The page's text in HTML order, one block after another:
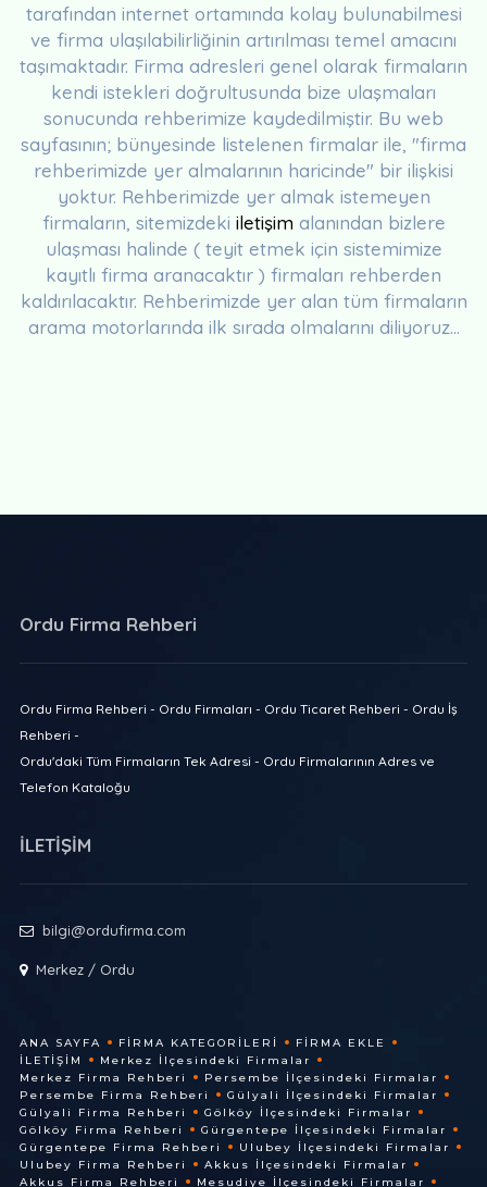
tarafından internet ortamında kolay bulunabilmesi
ve firma ulaşılabilirliğinin artırılması temel amacını
taşımaktadır. Firma adresleri genel olarak firmaların
kendi istekleri doğrultusunda bize ulaşmaları
sonucunda rehberimize kaydedilmiştir. Bu web
sayfasının; bünyesinde listelenen firmalar ile, "firma
rehberimizde yer almalarının haricinde" bir ilişkisi
yoktur. Rehberimizde yer almak istemeyen
firmaların, sitemizdeki iletişim alanından bizlere
ulaşması halinde ( teyit etmek için sistemimize
kayıtlı firma aranacaktır ) firmaları rehberden
kaldırılacaktır. Rehberimizde yer alan tüm firmaların
arama motorlarında ilk sırada olmalarını diliyoruz...
Ordu Firma Rehberi
Ordu Firma Rehberi - Ordu Firmaları - Ordu Ticaret Rehberi - Ordu İş
Rehberi -
Ordu'daki Tüm Firmaların Tek Adresi - Ordu Firmalarının Adres ve
Telefon Kataloğu
İLETİŞİM
bilgi@ordufirma.com
Merkez / Ordu
ANA SAYFA FIRMA KATEGORILERI
FIRMA EKLE
İLETIŞIM
Merkez İlçesindeki Firmalar
Merkez Firma Rehberi
Persembe İlçesindeki Firmalar
Persembe Firma Rehberi
Gülyali İlçesindeki Firmalar
Gülyali Firma Rehberi
Gölköy İlçesindeki Firmalar
Gölköy Firma Rehberi
Gürgentepe İlçesindeki Firmalar
Gürgentepe Firma Rehberi
Ulubey İlçesindeki Firmalar
Ulubey Firma Rehberi
Akkus İlçesindeki Firmalar
Akkus Firma Rehberi
Mesudiye İlçesindeki Firmalar